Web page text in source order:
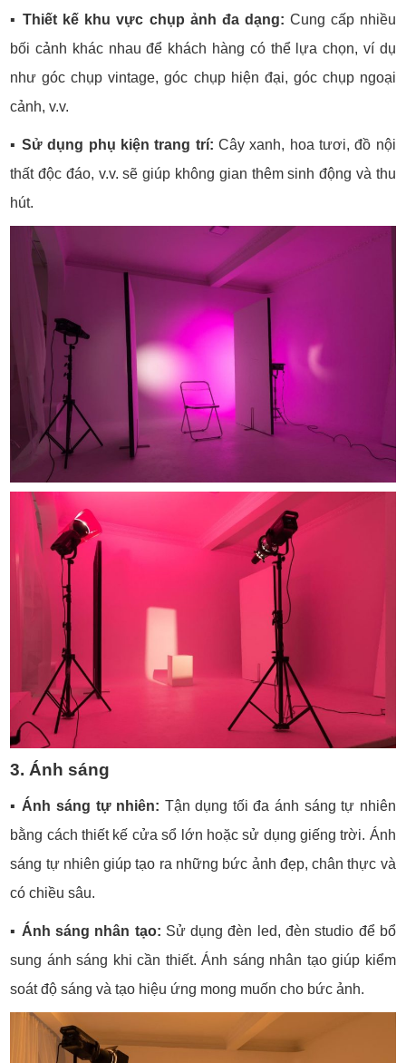
▪️Thiết kế khu vực chụp ảnh đa dạng: Cung cấp nhiều
bối cảnh khác nhau để khách hàng có thể lựa chọn, ví dụ
như góc chụp vintage, góc chụp hiện đại, góc chụp ngoại
cảnh, v.v.
▪️ Sử dụng phụ kiện trang trí: Cây xanh, hoa tươi, đồ nội
thất độc đáo, v.v. sẽ giúp không gian thêm sinh động và thu
hút.
3. Ánh sáng
▪️ Ánh sáng tự nhiên: Tận dụng tối đa ánh sáng tự nhiên
bằng cách thiết kế cửa sổ lớn hoặc sử dụng giếng trời. Ánh
sáng tự nhiên giúp tạo ra những bức ảnh đẹp, chân thực và
có chiều sâu.
▪️ Ánh sáng nhân tạo: Sử dụng đèn led, đèn studio để bổ
sung ánh sáng khi cần thiết. Ánh sáng nhân tạo giúp kiểm
soát độ sáng và tạo hiệu ứng mong muốn cho bức ảnh.